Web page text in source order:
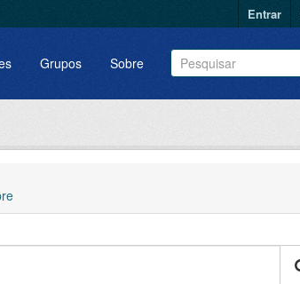
Entrar
Grupos Sobre